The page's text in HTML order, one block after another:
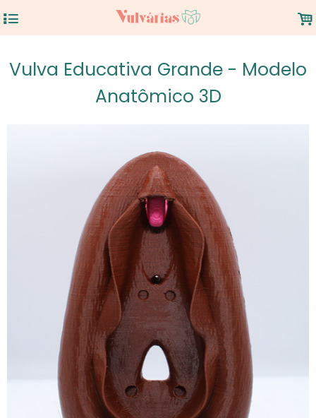
4 .
Vulva Educativa Grande - Modelo
Anatômico 3D